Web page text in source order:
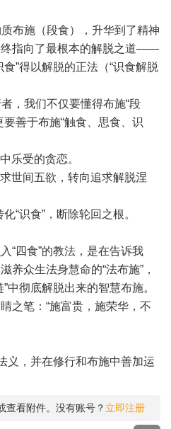
布施（段食），升华到了精神
终指向了最根本的解脱之道——
”得以解脱的正法（“识食解脱
，我们不仅要懂得布施“段
善于布施“触食、思食、识
乐受的贪恋。
世间五欲，转向追求解脱涅
“识食”，断除轮回之根。
“四食”的教法，是在告诉我
养众生法身慧命的“法布施”，
中彻底解脱出来的智慧布施。
之笔：“施富贵，施荣华，不
义，并在修行和布施中善加运
查看附件。没有账号？ 立即注册